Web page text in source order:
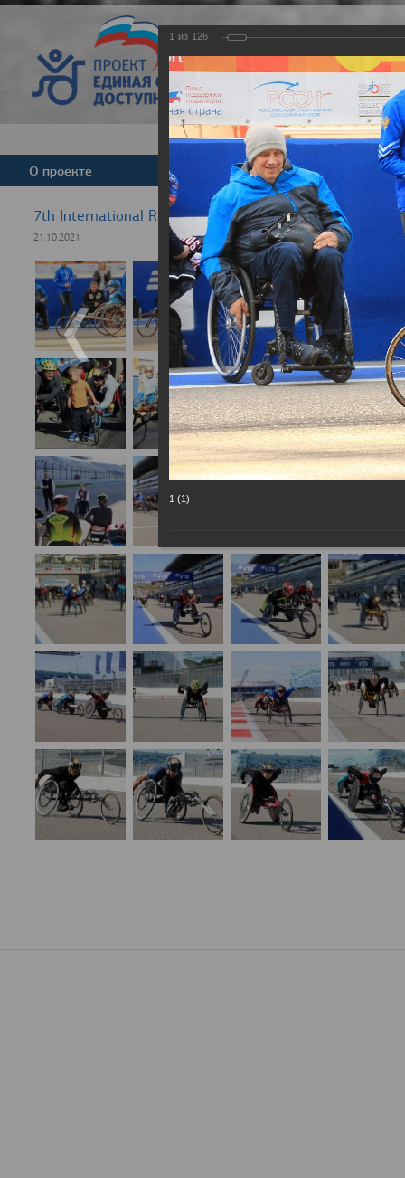
Версия для
О проекте Команда Новости
7th International Rezept-Sport Wheelchair Half
21.10.2021
1 из 126
1 (1)